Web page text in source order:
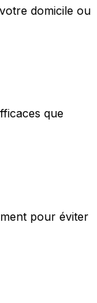
domicile ou
que
pour éviter